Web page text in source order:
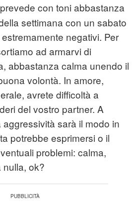
con toni abbastanza
settimana con un sabato
negativi. Per
ad armarvi di
abbastanza calma unendo il
volontà. In amore,
avrete difficoltà a
del vostro partner. A
sarà il modo in
potrebbe esprimersi o il
problemi: calma,
ok?